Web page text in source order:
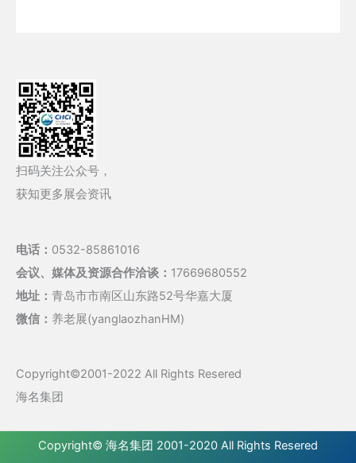
扫码关注公众号，
获知更多展会资讯
电话： 0532-85861016
会议、媒体及资源合作洽谈： 17669680552
地址： 青岛市市南区山东路52号华嘉大厦
微信： 养老展(yanglaozhanHM)
Copyright©2001-2022 All Rights Resered
海名集团
Copyright© 海名集团 2001-2020 All Rights Resered